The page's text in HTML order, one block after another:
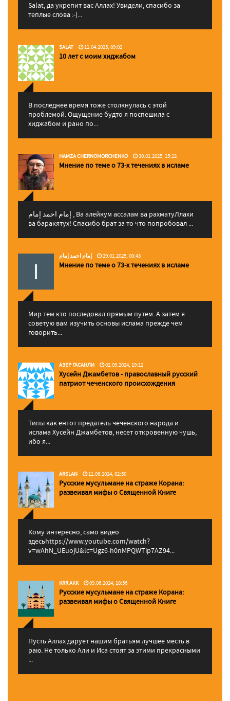
Salat, да укрепит вас Аллаx! Увидели, спасибо за
теплые слова :-)...
SALAT 11.04.2025, 09:02
10 лет с моим хиджабом
В последнее время тоже столкнулась с этой
проблемой. Ощущение будто я поспешила с
хиджабом и рано по...
HAMZA CHERNOMORCHENKO 30.01.2025, 15:22
Мнение по теме о 73-х течениях в исламе
إمام احمد إمام , Ва алейкум ассалам ва рахматуЛлахи
ва баракятух! Спасибо брат за то что попробовал ...
إمام احمد إمام 29.01.2025, 00:43
Мнение по теме о 73-х течениях в исламе
Мир тем кто последовал прямым путем. А затем я
советую вам изучить основы ислама прежде чем
говорить...
АЗЕР ГАСАНЛИ 02.09.2024, 19:12
Хусейн Джамбетов - православный русский
патриот чеченского происхождения
Типы как ентот предатель чеченского народа и
ислама Хусейн Джамбетов, несет откровенную чушь,
ибо я...
ARSLAN 11.06.2024, 02:50
Русские мусульмане на страже Корана:
pазвеивая мифы о Священной Книге
Кому интересно, само видео
здесьhttps://www.youtube.com/watch?
v=wAhN_UEuojU&lc=Ugz6-h0nMPQWTip7AZ94...
KRR AKK 09.06.2024, 18:56
Русские мусульмане на страже Корана:
pазвеивая мифы о Священной Книге
Пусть Аллах дарует нашим братьям лучшее месть в
раю. Не только Али и Иса стоят за этими прекрасными
...